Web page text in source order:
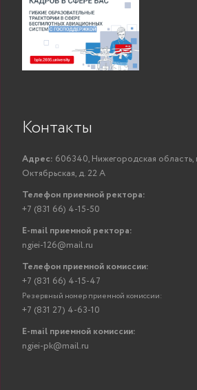
Контакты
Адрес: 606340, Нижегородская область,
Октябрьская, д. 22 А
Телефон приемной ректора:
+7 (831 66) 4-15-50
E-mail приемной ректора:
ngiei-126@mail.ru
Телефон приемной комиссии:
+7 (831 66) 4-15-47
Резервный номер приемной комиссии:
+7 (831 27) 4-63-10
E-mail приемной комиссии:
ngiei-pk@mail.ru